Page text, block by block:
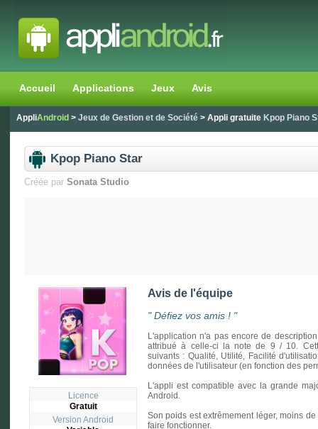
Accueil Applications Jeux Avis
AppliAndroid > Jeux de Gestion et de Société > Appli gratuite Kpop Piano
Kpop Piano Star
Créée par Sonata Studio
Licence
Gratuit
Version Android
Avis de l'équipe
"Défiez vos amis ! "
L'application n'a pas encore de
attribué à celle-ci la note de 9 / 10.
suivants : Qualité, Utilité, Facilité
données de l'utilisateur (en fonction des
L'appli est compatible avec la grande
Android.
Son poids est extrêmement léger, moins
faire fonctionner.